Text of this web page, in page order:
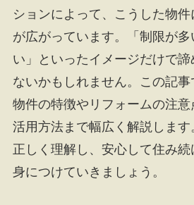
ションによって、こうした物
が広がっています。「制限が
い」といったイメージだけで
ないかもしれません。この記
物件の特徴やリフォームの注
活用方法まで幅広く解説しま
正しく理解し、安心して住み
身につけていきましょう。